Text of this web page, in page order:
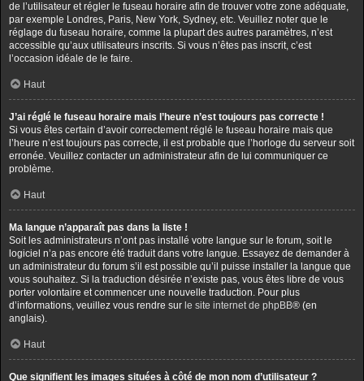
de l’utilisateur et régler le fuseau horaire afin de trouver votre zone adéquate,
par exemple Londres, Paris, New York, Sydney, etc. Veuillez noter que le
réglage du fuseau horaire, comme la plupart des autres paramètres, n’est
accessible qu’aux utilisateurs inscrits. Si vous n’êtes pas inscrit, c’est
l’occasion idéale de le faire.
Haut
J’ai réglé le fuseau horaire mais l’heure n’est toujours pas correcte !
Si vous êtes certain d’avoir correctement réglé le fuseau horaire mais que
l’heure n’est toujours pas correcte, il est probable que l’horloge du serveur soit
erronée. Veuillez contacter un administrateur afin de lui communiquer ce
problème.
Haut
Ma langue n’apparaît pas dans la liste !
Soit les administrateurs n’ont pas installé votre langue sur le forum, soit le
logiciel n’a pas encore été traduit dans votre langue. Essayez de demander à
un administrateur du forum s’il est possible qu’il puisse installer la langue que
vous souhaitez. Si la traduction désirée n’existe pas, vous êtes libre de vous
porter volontaire et commencer une nouvelle traduction. Pour plus
d’informations, veuillez vous rendre sur le site internet de phpBB® (en
anglais).
Haut
Que signifient les images situées à côté de mon nom d’utilisateur ?